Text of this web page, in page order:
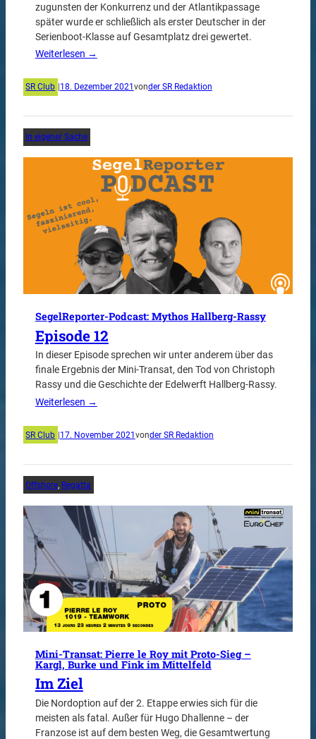
zugunsten der Konkurrenz und der Atlantikpassage
später wurde er schließlich als erster Deutscher in der
Serienboot-Klasse auf Gesamtplatz drei gewertet.
Weiterlesen →
SR Club 18. Dezember 2021 vonder SR Redaktion
In eigener Sache
SegelReporter-Podcast: Mythos Hallberg-Rassy
Episode 12
In dieser Episode sprechen wir unter anderem über das
finale Ergebnis der Mini-Transat, den Tod von Christoph
Rassy und die Geschichte der Edelwerft Hallberg-Rassy.
Weiterlesen →
SR Club |17. November 2021vonder SR Redaktion
Offshore, Regatta
Mini-Transat: Pierre le Roy mit Proto-Sieg –
Kargl, Burke und Fink im Mittelfeld
Im Ziel
Die Nordoption auf der 2. Etappe erwies sich für die
meisten als fatal. Außer für Hugo Dhallenne – der
Franzose ist auf dem besten Weg, die Gesamtwertung